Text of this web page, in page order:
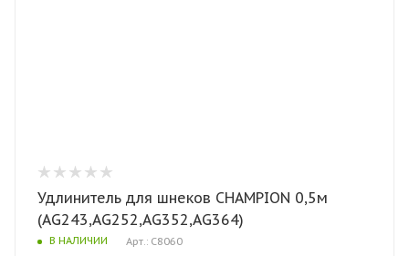
Удлинитель для шнеков CHAMPION 0,5м
(AG243,AG252,AG352,AG364)
В НАЛИЧИИ Арт.: C8060